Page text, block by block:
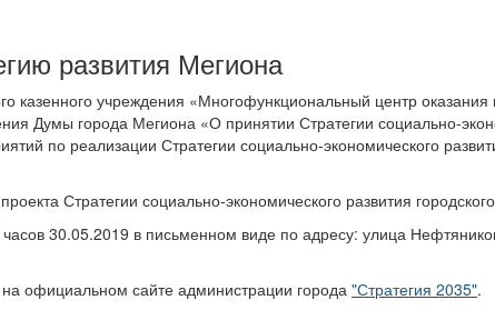
развития Мегиона
учреждения «Многофункциональный центр оказания
Думы города Мегиона «О принятии Стратегии социально-
по реализации Стратегии социально-экономического
Стратегии социально-экономического развития
30.05.2019 в письменном виде по адресу: улица
официальном сайте администрации города "Стратегия 2035".